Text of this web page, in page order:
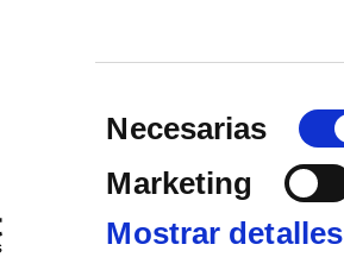
Selección
de
consentimiento
Necesarias
Marketing
Mostrar detalles